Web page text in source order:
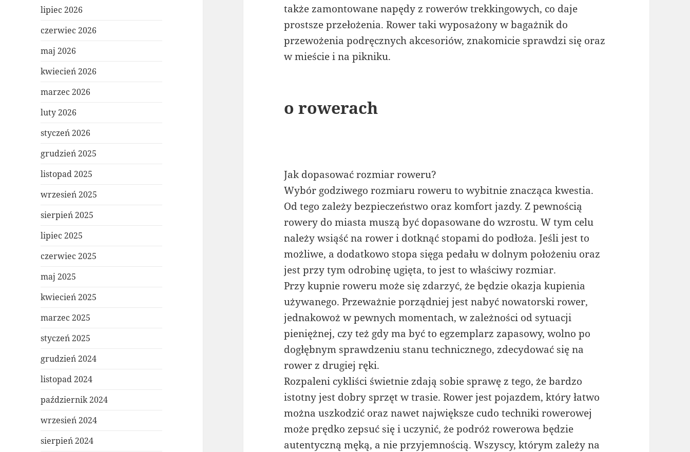
lipiec 2026
czerwiec 2026
maj 2026
kwiecień 2026
marzec 2026
luty 2026
styczeń 2026
grudzień 2025
listopad 2025
wrzesień 2025
sierpień 2025
lipiec 2025
czerwiec 2025
maj 2025
kwiecień 2025
marzec 2025
styczeń 2025
grudzień 2024
listopad 2024
październik 2024
wrzesień 2024
sierpień 2024
także zamontowane napędy z rowerów trekkingowych, co daje
prostsze przełożenia. Rower taki wyposażony w bagażnik do
przewożenia podręcznych akcesoriów, znakomicie sprawdzi się oraz
w mieście i na pikniku.
o rowerach
Jak dopasować rozmiar roweru?
Wybór godziwego rozmiaru roweru to wybitnie znacząca kwestia.
Od tego zależy bezpieczeństwo oraz komfort jazdy. Z pewnością
rowery do miasta muszą być dopasowane do wzrostu. W tym celu
należy wsiąść na rower i dotknąć stopami do podłoża. Jeśli jest to
możliwe, a dodatkowo stopa sięga pedału w dolnym położeniu oraz
jest przy tym odrobinę ugięta, to jest to właściwy rozmiar.
Przy kupnie roweru może się zdarzyć, że będzie okazja kupienia
używanego. Przeważnie porządniej jest nabyć nowatorski rower,
jednakowoż w pewnych momentach, w zależności od sytuacji
pieniężnej, czy też gdy ma być to egzemplarz zapasowy, wolno po
dogłębnym sprawdzeniu stanu technicznego, zdecydować się na
rower z drugiej ręki.
Rozpaleni cykliści świetnie zdają sobie sprawę z tego, że bardzo
istotny jest dobry sprzęt w trasie. Rower jest pojazdem, który łatwo
można uszkodzić oraz nawet największe cudo techniki rowerowej
może prędko zepsuć się i uczynić, że podróż rowerowa będzie
autentyczną męką, a nie przyjemnością. Wszyscy, którym zależy na